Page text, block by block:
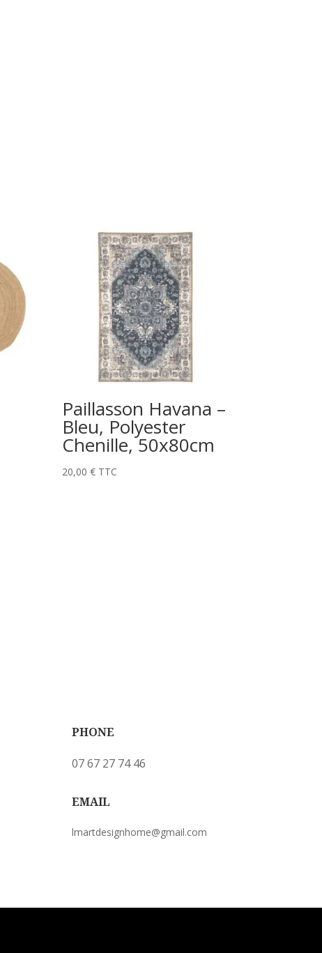
Paillasson Havana –
Bleu, Polyester
Chenille, 50x80cm
20,00€ TTC
PHONE
07 67 27 74 46
EMAIL
lmartdesignhome@gmail.com